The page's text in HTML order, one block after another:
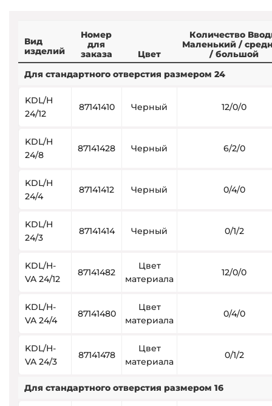
Вид
изделий
Номер
для
заказа
Цвет
Количество
Маленький /
/ большой
Для стандартного отверстия размером 24
KDL/H
24/12
87141410 Черный 12/0/0
KDL/H
24/8
87141428 Черный 6/2/0
KDL/H
24/4
87141412 Черный 0/4/0
KDL/H
24/3
87141414 Черный 0/1/2
KDL/H-
VA 24/12
87141482
Цвет
материала
12/0/0
KDL/H-
VA 24/4
87141480
Цвет
материала
0/4/0
KDL/H-
VA 24/3
87141478
Цвет
материала
0/1/2
Для стандартного отверстия размером 16